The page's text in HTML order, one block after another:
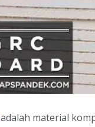
adalah material